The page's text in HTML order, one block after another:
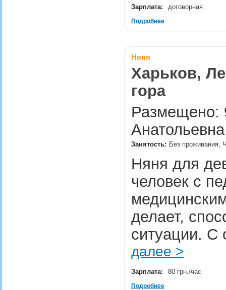
Зарплата: договорная
Подробнее
Няня
Харьков,
гора
Размещено:
Занятость: Без проживания,
Няня для
человек с
делает,
ситуации. С
далее >
Зарплата: 80 грн./час
Подробнее